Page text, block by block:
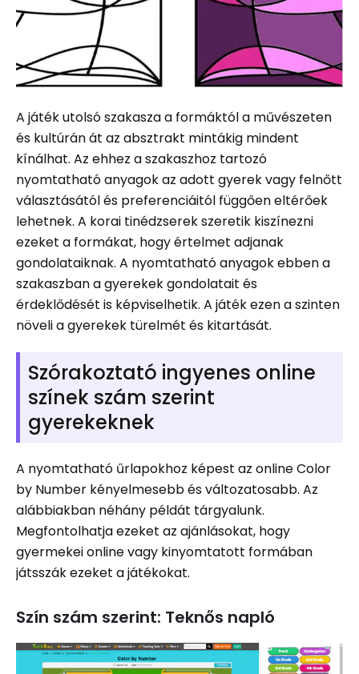
A játék utolsó szakasza a formáktól a művészeten
és kultúrán át az absztrakt mintákig mindent
kínálhat. Az ehhez a szakaszhoz tartozó
nyomtatható anyagok az adott gyerek vagy felnőtt
választásától és preferenciáitól függően eltérőek
lehetnek. A korai tinédzserek szeretik kiszínezni
ezeket a formákat, hogy értelmet adjanak
gondolataiknak. A nyomtatható anyagok ebben a
szakaszban a gyerekek gondolatait és
érdeklődését is képviselhetik. A játék ezen a szinten
növeli a gyerekek türelmét és kitartását.
Szórakoztató ingyenes online
színek szám szerint
gyerekeknek
A nyomtatható űrlapokhoz képest az online Color
by Number kényelmesebb és változatosabb. Az
alábbiakban néhány példát tárgyalunk.
Megfontolhatja ezeket az ajánlásokat, hogy
gyermekei online vagy kinyomtatott formában
játsszák ezeket a játékokat.
Szín szám szerint: Teknős napló